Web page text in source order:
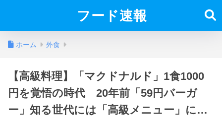
フード速報
ホーム 外食
【高級料理】「マクドナルド」1食1000
円を覚悟の時代 20年前「59円バーガ
ー」知る世代には「高級メニュー」に…